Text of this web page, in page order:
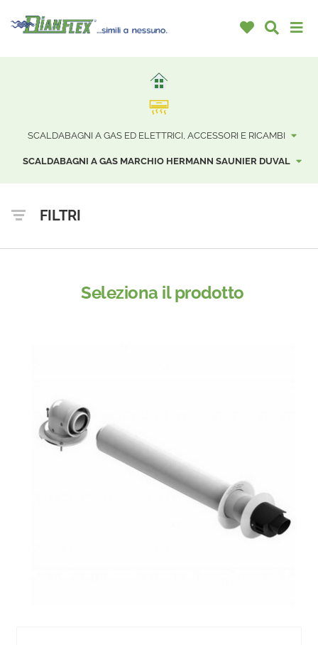
SCALDABAGNI A GAS ED ELETTRICI, ACCESSORI E RICAMBI
SCALDABAGNI A GAS MARCHIO HERMANN SAUNIER DUVAL
FILTRI
Seleziona il prodotto